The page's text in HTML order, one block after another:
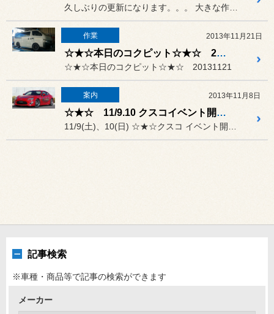
作業 2013年11月21日
☆★☆本日のコクピット☆★☆ 20131121
☆★☆本日のコクピット☆★☆ 20131121
案内 2013年11月8日
☆★☆ 11/9.10 クスコイベント開催！！ デモカー86来店 ☆★☆
記事検索
※車種・商品等で記事の検索ができます
メーカー